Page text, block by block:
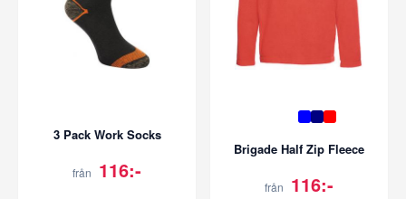
3 Pack Work Socks
från 116:-
Brigade Half Zip Fleece
från 116:-